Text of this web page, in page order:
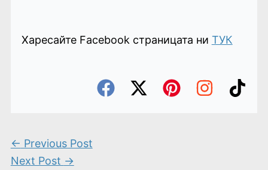
Харесайте Facebook страницата ни ТУК
← Previous Post
Next Post →